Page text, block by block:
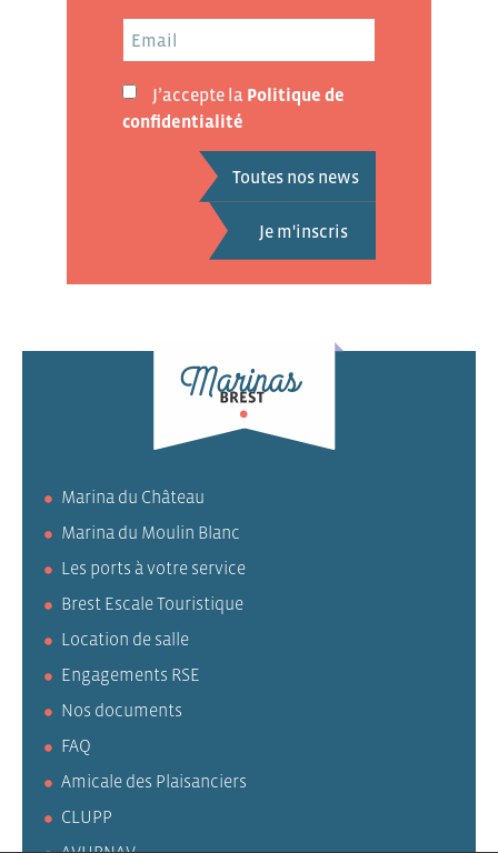
J’accepte la Politique de
confidentialité
Toutes nos news
Marina du Château
Marina du Moulin Blanc
Les ports à votre service
Brest Escale Touristique
Location de salle
Engagements RSE
Nos documents
FAQ
Amicale des Plaisanciers
CLUPP